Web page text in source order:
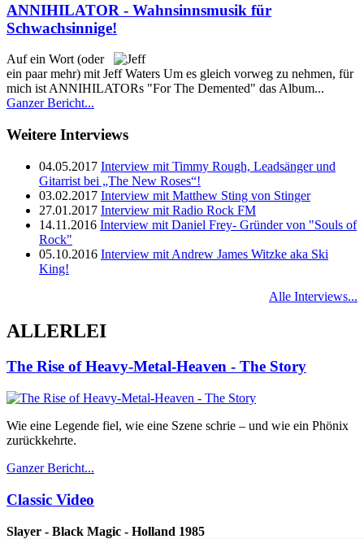
ANNIHILATOR - Wahnsinnsmusik für
Schwachsinnige!
Auf ein Wort (oder
ein paar mehr) mit Jeff Waters Um es gleich vorweg zu nehmen, für
mich ist ANNIHILATORs "For The Demented" das Album...
Ganzer Bericht...
Weitere Interviews
04.05.2017 Interview mit Timmy Rough, Leadsänger und
Gitarrist bei „The New Roses“!
03.02.2017 Interview mit Matthew Sting von Stinger
27.01.2017 Interview mit Radio Rock FM
14.11.2016 Interview mit Daniel Frey- Gründer von "Souls of
Rock"
05.10.2016 Interview mit Andrew James Witzke aka Ski
King!
Alle Interviews...
ALLERLEI
The Rise of Heavy-Metal-Heaven - The Story
Wie eine Legende fiel, wie eine Szene schrie – und wie ein Phönix
zurückkehrte.
Ganzer Bericht...
Classic Video
Slayer - Black Magic - Holland 1985